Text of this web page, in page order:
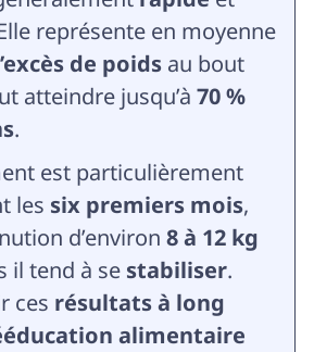
représente en moyenne
de poidsau bout
atteindre jusqu’à 70 %
.
est particulièrement
les six premiers mois,
d’environ 8 à 12 kg
il tend à se stabiliser.
ces résultats à long
alimentaire